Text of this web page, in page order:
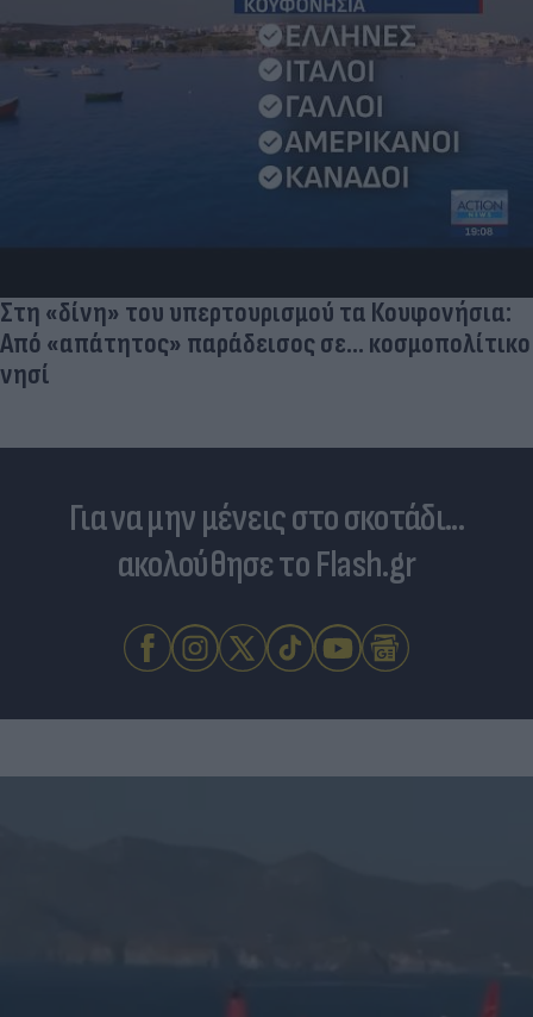
Aγνώριστος στα 55 του ο θρύλος του παγκόσμιου
αθλητισμού (photo)
Για να μην μένεις στο σκοτάδι...
ακολούθησε το Flash.gr